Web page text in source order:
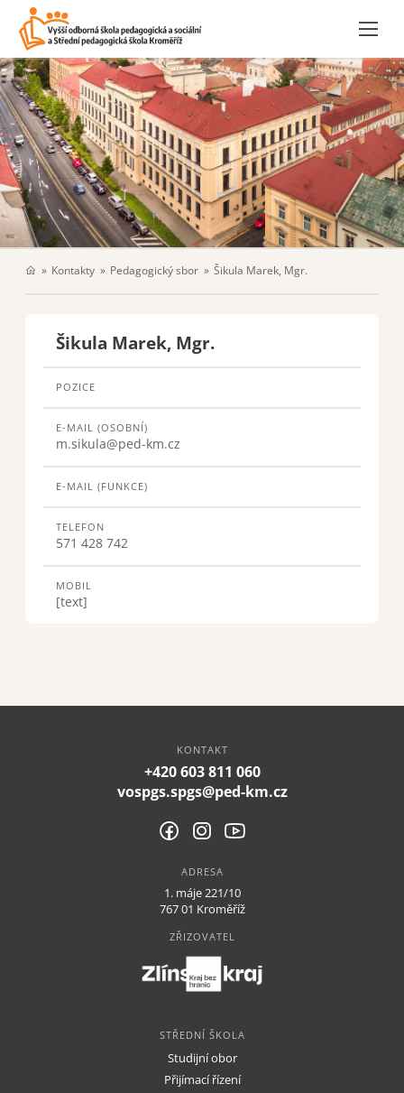
STŘEDNÍ ŠKOLA
DALŠÍ VZDĚLÁVÁNÍ
O škole
Kontakty Pedagogický sbor Šikula Marek, Mgr.
Šikula Marek, Mgr.
POZICE
E-MAIL (OSOBNÍ)
m.sikula@ped-km.cz
E-MAIL (FUNKCE)
TELEFON
571 428 742
MOBIL
[text]
KONTAKT
+420 603 811 060
vospgs.spgs@ped-km.cz
ADRESA
1. máje 221/10
767 01 Kroměříž
ZŘIZOVATEL
STŘEDNÍ ŠKOLA
Studijní obor
Přijímací řízení